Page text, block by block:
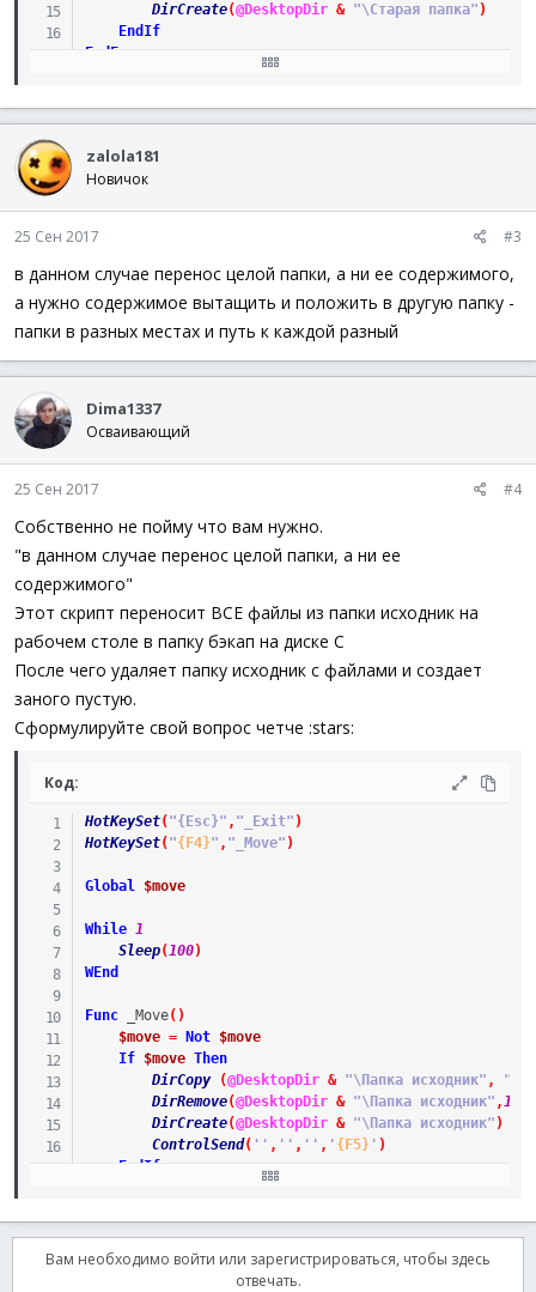
DirCreate(@DesktopDir & "\Старая папка" )
EndIf
EndFunc
zalola181
Новичок
25 Сен 2017 #3
в данном случае перенос целой папки, а ни ее содержимого,
а нужно содержимое вытащить и положить в другую папку -
папки в разных местах и путь к каждой разный
Dima1337
Осваивающий
25 Сен 2017 #4
Собственно не пойму что вам нужно.
"в данном случае перенос целой папки, а ни ее
содержимого"
Этот скрипт переносит ВСЕ файлы из папки исходник на
рабочем столе в папку бэкап на диске С
После чего удаляет папку исходник с файлами и создает
заного пустую.
Сформулируйте свой вопрос четче :stars:
Код:
HotKeySet( "{Esc}" , "_Exit" )
HotKeySet( "{F4}" , "_Move" )
Global $move
While 1
Sleep(100)
WEnd
Func _Move( )
$move = Not
$move
If
$move Then
DirCopy
(@DesktopDir & "\Папка исходник" ,
DirRemove(@DesktopDir & "\Папка исходник" ,1
DirCreate(@DesktopDir & "\Папка исходник" )
ControlSend( '' , '' , '' , ' {F5}' )
EndIf
Exit
Вам необходимо войти или зарегистрироваться, чтобы здесь
отвечать.